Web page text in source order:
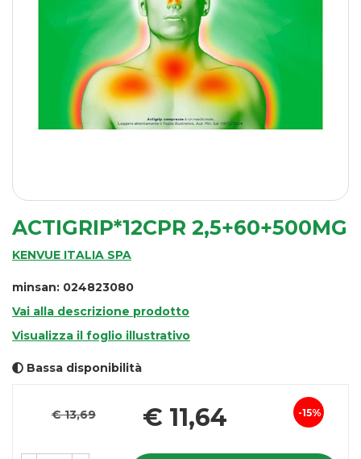
ACTIGRIP*12CPR 2,5+60+500MG
KENVUE ITALIA SPA
minsan: 024823080
Vai alla descrizione prodotto
Visualizza il foglio illustrativo
Bassa disponibilità
Sconto
15%
€ 13,69 € 11,64